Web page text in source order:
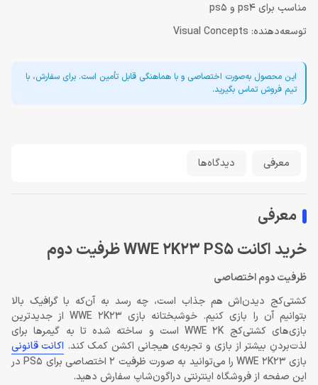
مناسب برای ps4 و ps5
توسعه‌دهنده: Visual Concepts
این محصول به‌صورت اختصاصی و با هماهنگی قابل تأمین است. برای سفارش، با
تیم فروش تماس بگیرید.
معرفی دیدگاه‌ها
معرفی
خريد اكانت WWE 2K23 PS5 ظرفيت دوم
ظرفيت دوم اختصاصى
کشتی‌کج دیدن‌اش هم جذاب است، چه رسد به آن‌که با گرافیک بالا
بتوانیم آن را بازی کنیم. خوشبختانه بازی WWE 2K23 از جدیدترین
بازی‌های کشتی‌کج WWE 2K است و ساخته شده تا به گیمرها برای
لذت‌بردنِ بیشتر از بازی و تجربه‌ی هیجانی اکشن کمک کند. اکانت قانونی
بازی WWE 2K23 را می‌توانید به‌ صورت ظرفیت 2 اختصاصی برای PS5 در
این صفحه از فروشگاه اینترنتی دراگون‌شاپ سفارش دهید.